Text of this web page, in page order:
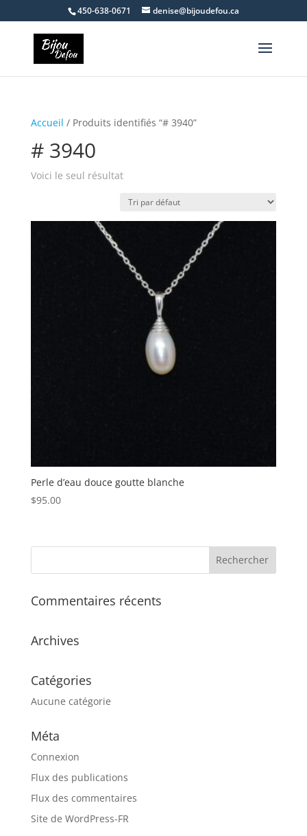
450-638-0671 denise@bijoudefou.ca
Accueil / Produits identifiés “# 3940”
# 3940
Voici le seul résultat
Perle d’eau douce goutte blanche
$95.00
Commentaires récents
Archives
Catégories
Aucune catégorie
Méta
Connexion
Flux des publications
Flux des commentaires
Site de WordPress-FR